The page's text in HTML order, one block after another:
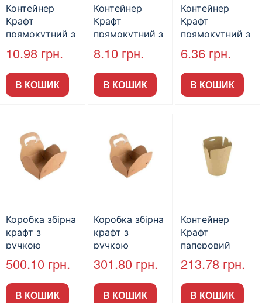
Контейнер
Крафт
прямокутний з
кришкою
180*120*50мм
900 мл (50шт/
пак)
10.98 грн.
В КОШИК
Контейнер
Крафт
прямокутний з
кришкою
150*100*45мм
700 мл (50шт/
пак)
8.10 грн.
В КОШИК
Контейнер
Крафт
прямокутний з
кришкою
135*85*40мм
500 мл
6.36 грн.
В КОШИК
Коробка збірна
крафт з
ручкою
200х140х60мм
ламінована,
50шт/пак
500.10 грн.
В КОШИК
Коробка збірна
крафт з
ручкою
140х110х50мм
ламінована,
50шт/пак
301.80 грн.
В КОШИК
Контейнер
Крафт
паперовий
Паста-Бокс
500 мл 50шт/
пак
213.78 грн.
В КОШИК